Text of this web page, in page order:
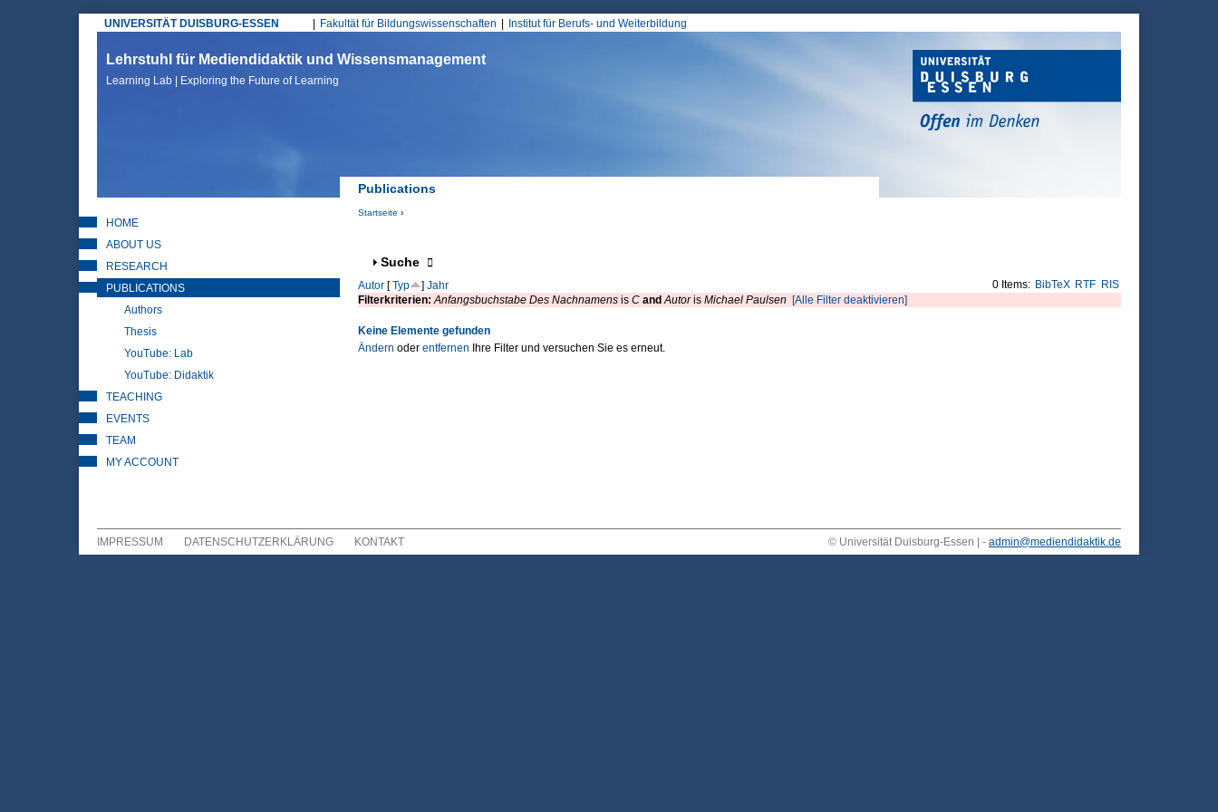
UNIVERSITÄT DUISBURG-ESSEN
Hauptmenü
Fakultät für Bildungswissenschaften Institut für Berufs- und Weiterbildung
Lehrstuhl für Mediendidaktik und Wissensmanagement
Learning Lab | Exploring the Future of Learning
Publications
Startseite ›
Anzeigen
Suche
0 Items: BibTeX RTF RIS
Autor[Typ ] Jahr
Filterkriterien:Anfangsbuchstabe Des Nachnamensis C and Autoris Michael Paulsen [Alle Filter deaktivieren]
Keine Elemente gefunden
Ändern oder entfernen Ihre Filter und versuchen Sie es erneut.
HOME
ABOUT US
RESEARCH
PUBLICATIONS
Authors
Thesis
YouTube: Lab
YouTube: Didaktik
TEACHING
EVENTS
TEAM
MY ACCOUNT
IMPRESSUM DATENSCHUTZERKLÄRUNG KONTAKT © Universität Duisburg-Essen | - admin@mediendidaktik.de